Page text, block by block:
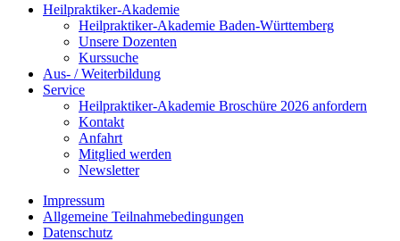
Heilpraktiker-Akademie
Heilpraktiker-Akademie Baden-Württemberg
Unsere Dozenten
Kurssuche
Aus- / Weiterbildung
Service
Heilpraktiker-Akademie Broschüre 2026 anfordern
Kontakt
Anfahrt
Mitglied werden
Newsletter
Impressum
Allgemeine Teilnahmebedingungen
Datenschutz